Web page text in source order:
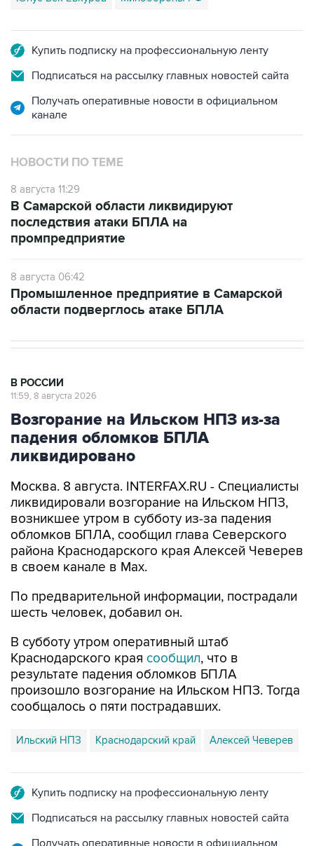
Купить подписку на профессиональную ленту
Подписаться на рассылку главных новостей сайта
Получать оперативные новости в официальном
канале
НОВОСТИ ПО ТЕМЕ
8 августа 11:29
В Самарской области ликвидируют
последствия атаки БПЛА на
промпредприятие
8 августа 06:42
Промышленное предприятие в Самарской
области подверглось атаке БПЛА
В РОССИИ
11:59, 8 августа 2026
Возгорание на Ильском НПЗ из-за
падения обломков БПЛА
ликвидировано
Москва. 8 августа. INTERFAX.RU - Специалисты
ликвидировали возгорание на Ильском НПЗ,
возникшее утром в субботу из-за падения
обломков БПЛА, сообщил глава Северского
района Краснодарского края Алексей Чеверев
в своем канале в Max.
По предварительной информации, пострадали
шесть человек, добавил он.
В субботу утром оперативный штаб
Краснодарского края сообщил, что в
результате падения обломков БПЛА
произошло возгорание на Ильском НПЗ. Тогда
сообщалось о пяти пострадавших.
Ильский НПЗ Краснодарский край Алексей Чеверев
Купить подписку на профессиональную ленту
Подписаться на рассылку главных новостей сайта
Получать оперативные новости в официальном